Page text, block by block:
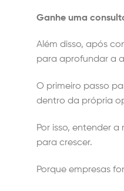
Ganhe uma
Além disso, após
para aprofundar a
O primeiro passo
dentro da própria
Por isso, entender
para crescer.
Porque empresas